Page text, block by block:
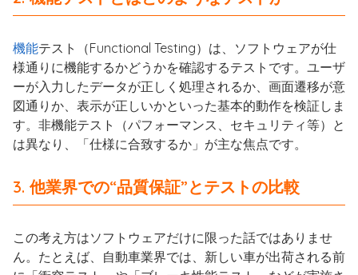
機能テスト（Functional Testing）は、ソフトウェアが仕
様通りに機能するかどうかを確認するテストです。ユーザ
ーが入力したデータが正しく処理されるか、画面遷移が意
図通りか、表示が正しいかといった基本的動作を検証しま
す。非機能テスト（パフォーマンス、セキュリティ等）と
は異なり、「仕様に合致するか」が主な焦点です。
3. 他業界での“品質保証”とテストの比較
この考え方はソフトウェアだけに限った話ではありませ
ん。たとえば、自動車業界では、新しい車が出荷される前